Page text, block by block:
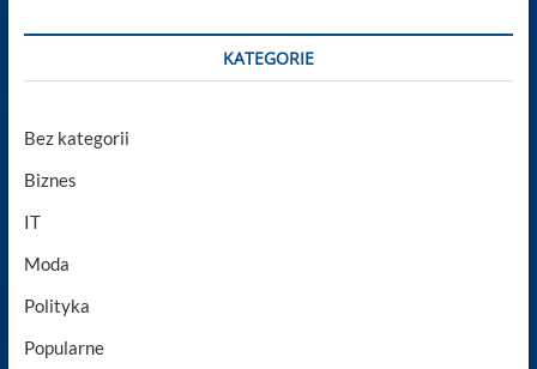
KATEGORIE
Bez kategorii
Biznes
IT
Moda
Polityka
Popularne